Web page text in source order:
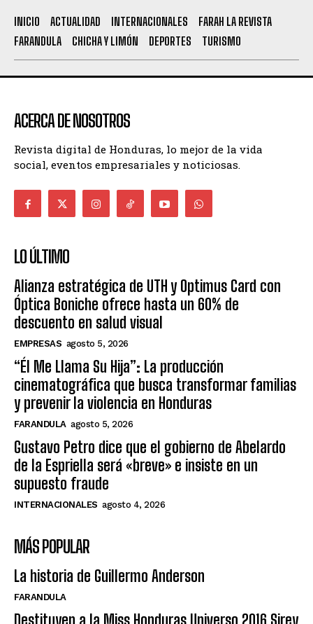
INICIO ACTUALIDAD INTERNACIONALES
FARAH LA REVISTA
FARANDULA
CHICHA Y LIMÓN DEPORTES TURISMO
ACERCA DE NOSOTROS
Revista digital de Honduras, lo mejor de la vida
social, eventos empresariales y noticiosas.
LO ÚLTIMO
Alianza estratégica de UTH y Optimus Card con
Óptica Boniche ofrece hasta un 60% de
descuento en salud visual
EMPRESAS agosto 5, 2026
“Él Me Llama Su Hija”: La producción
cinematográfica que busca transformar familias
y prevenir la violencia en Honduras
FARANDULA agosto 5, 2026
Gustavo Petro dice que el gobierno de Abelardo
de la Espriella será «breve» e insiste en un
supuesto fraude
INTERNACIONALES agosto 4, 2026
MÁS POPULAR
La historia de Guillermo Anderson
FARANDULA